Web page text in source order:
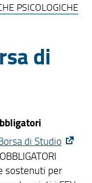
PSICOLOGICHE
di
di Studio
sostenuti per